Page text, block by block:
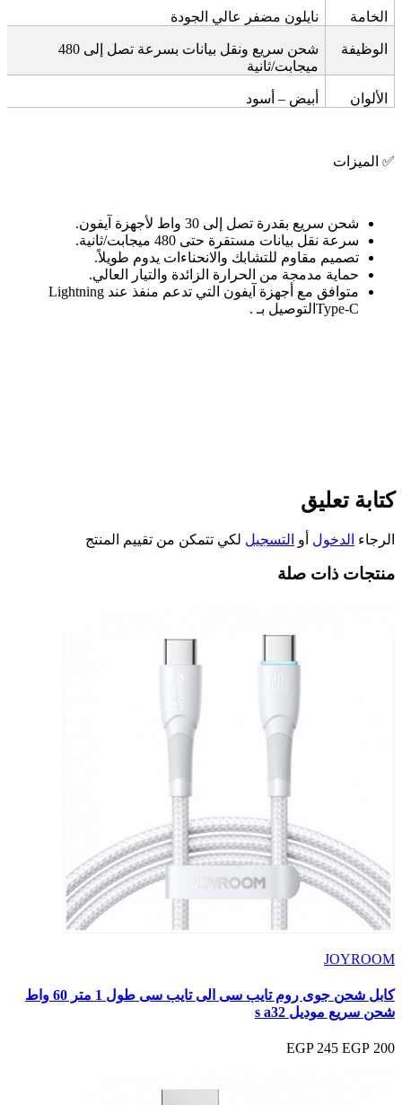
الخامة نايلون مضفر عالي الجودة
الوظيفة
شحن سريع ونقل بيانات بسرعة تصل إلى 480
ميجابت/ثانية
الألوان أبيض – أسود
✅ الميزات
شحن سريع بقدرة تصل إلى 30 واط لأجهزة آيفون
.
سرعة نقل بيانات مستقرة حتى 480 ميجابت/ثانية
.
تصميم مقاوم للتشابك والانحناءات يدوم طويلاً.
حماية مدمجة من الحرارة الزائدة والتيار العالي.
متوافق مع أجهزة آيفون التي تدعم منفذ
Lightning عند
التوصيل بـ Type-C.
كتابة تعليق
الرجاء الدخول أو التسجيل لكي تتمكن من تقييم المنتج
منتجات ذات صلة
JOYROOM
كابل شحن جوى روم تايب سى الى تايب سى طول 1 متر 60 واط
شحن سريع موديل s a32
200 EGP
245 EGP